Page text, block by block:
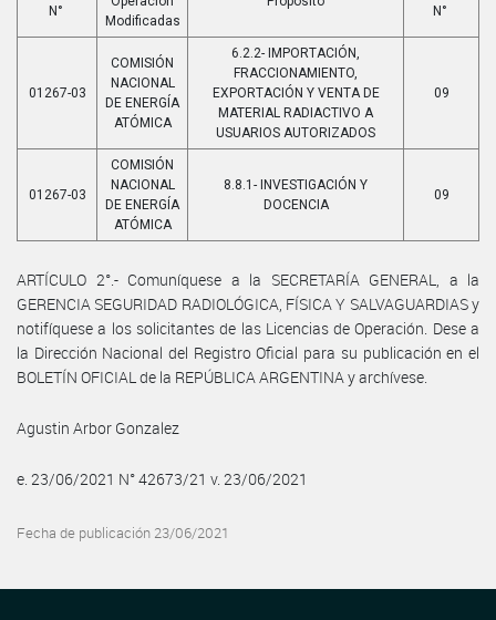
N°
Modificadas
N°
01267-03
COMISIÓN
NACIONAL
DE ENERGÍA
ATÓMICA
6.2.2- IMPORTACIÓN,
FRACCIONAMIENTO,
EXPORTACIÓN Y VENTA DE
MATERIAL RADIACTIVO A
USUARIOS AUTORIZADOS
09
01267-03
COMISIÓN
NACIONAL
DE ENERGÍA
ATÓMICA
8.8.1- INVESTIGACIÓN Y
DOCENCIA
09
ARTÍCULO 2°.- Comuníquese a la SECRETARÍA GENERAL, a la
GERENCIA SEGURIDAD RADIOLÓGICA, FÍSICA Y SALVAGUARDIAS y
notifíquese a los solicitantes de las Licencias de Operación. Dese a
la Dirección Nacional del Registro Oficial para su publicación en el
BOLETÍN OFICIAL de la REPÚBLICA ARGENTINA y archívese.
Agustin Arbor Gonzalez
e. 23/06/2021 N° 42673/21 v. 23/06/2021
Fecha de publicación 23/06/2021